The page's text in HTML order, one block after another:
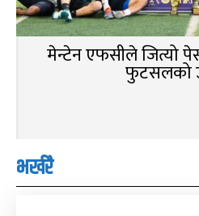
मेन्टेन एफसीले जित्यो
फुटसलको
भर्खरै